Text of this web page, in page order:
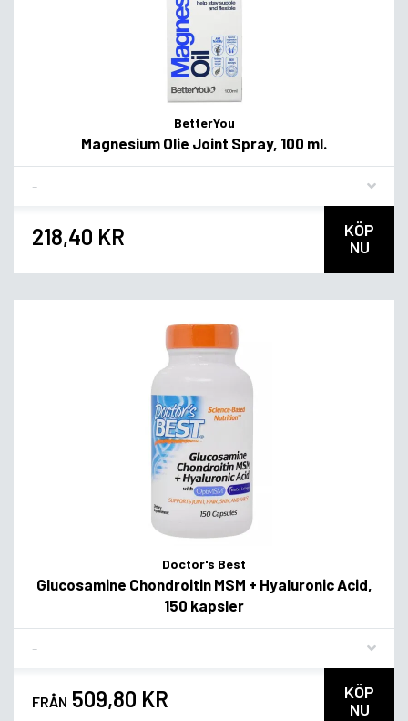
BetterYou
Magnesium Olie Joint Spray, 100 ml.
218,40 KR
KÖP
NU
Doctor's Best
Glucosamine Chondroitin MSM + Hyaluronic Acid,
150 kapsler
FRÅN 509,80 KR
KÖP
NU